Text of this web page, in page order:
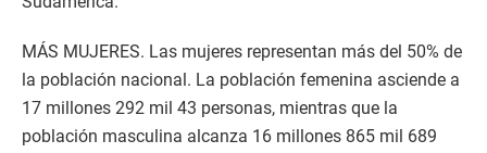
MÁS MUJERES. Las mujeres representan más del 50% de
la población nacional. La población femenina asciende a
17 millones 292 mil 43 personas, mientras que la
población masculina alcanza 16 millones 865 mil 689